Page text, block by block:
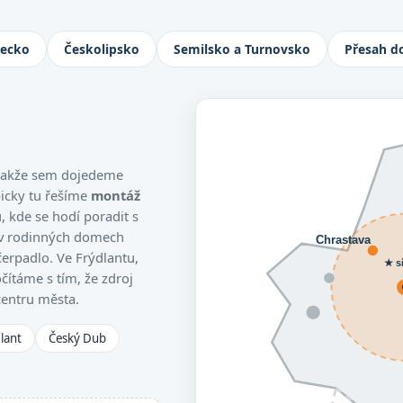
nad Nisou, Turnov i Česká
Českolipsko Semilsko a Turnovsko Přesah
sem dojedeme
tu řešíme montáž
kde se hodí poradit s
rodinných domech
Ve Frýdlantu,
s tím, že zdroj
města.
Český Dub
Chrastava
★